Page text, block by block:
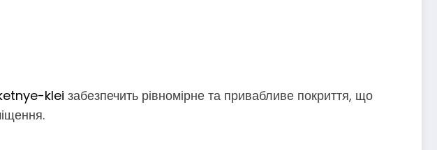
klei забезпечить рівномірне та привабливе покриття, що